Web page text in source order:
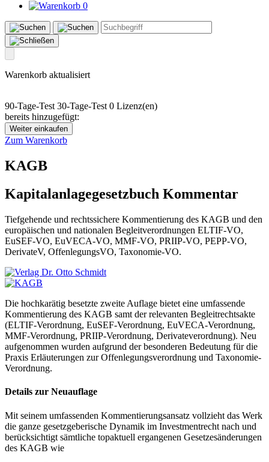
0
Warenkorb aktualisiert
90-Tage-Test 30-Tage-Test 0 Lizenz(en)
bereits hinzugefügt:
Weiter einkaufen
Zum Warenkorb
KAGB
Kapitalanlagegesetzbuch Kommentar
Tiefgehende und rechtssichere Kommentierung des KAGB und den
europäischen und nationalen Begleitverordnungen ELTIF-VO,
EuSEF-VO, EuVECA-VO, MMF-VO, PRIIP-VO, PEPP-VO,
DerivateV, OffenlegungsVO, Taxonomie-VO.
Die hochkarätig besetzte zweite Auflage bietet eine umfassende
Kommentierung des KAGB samt der relevanten Begleitrechtsakte
(ELTIF-Verordnung, EuSEF-Verordnung, EuVECA-Verordnung,
MMF-Verordnung, PRIIP-Verordnung, Derivateverordnung). Neu
aufgenommen wurden aufgrund der besonderen Bedeutung für die
Praxis Erläuterungen zur Offenlegungsverordnung und Taxonomie-
Verordnung.
Details zur Neuauflage
Mit seinem umfassenden Kommentierungsansatz vollzieht das Werk
die ganze gesetzgeberische Dynamik im Investmentrecht nach und
berücksichtigt sämtliche topaktuell ergangenen Gesetzesänderungen
des KAGB wie